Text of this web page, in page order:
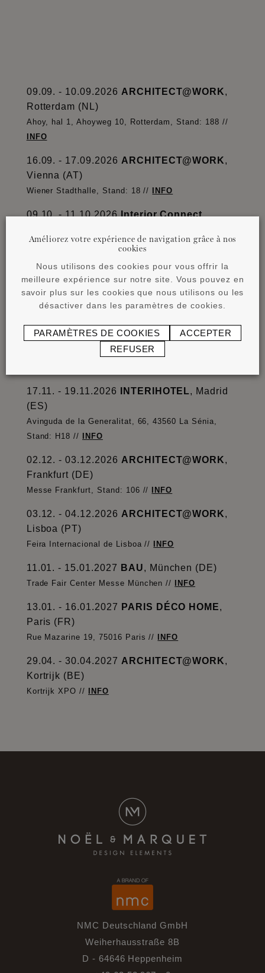
09.09. - 10.09.2026 ARCHITECT@WORK,
Rotterdam (NL)
Ahoy, hal 1, Ahoyweg 10, Rotterdam, Stand: 188 //
INFO
16.09. - 17.09.2026 ARCHITECT@WORK,
Vienna (AT)
Wiener Stadthalle, Stand: 18 // INFO
09.10. - 11.10.2026Interior Connect,
House of Communication, München // INFO
21.10. - 22.10.2026ARCHITECT@WORK,
Paris (FR)
La Grande Halle de la Vilette, 211 Avenue Jean
21.10. - 24.10.2026HOME & CONTRACT,
17.11. - 19.11.2026 INTERIHOTEL, Madrid
(ES)
Avinguda de la Generalitat, 66, 43560 La Sénia,
Stand: H18 //
INFO
02.12. - 03.12.2026 ARCHITECT@WORK,
Frankfurt (DE)
Messe Frankfurt, Stand: 106 // INFO
03.12. - 04.12.2026 ARCHITECT@WORK,
Lisboa (PT)
Feira Internacional de Lisboa // INFO
11.01. - 15.01.2027 BAU, München (DE)
Trade Fair Center Messe München // INFO
13.01. - 16.01.2027 PARIS DÉCO HOME,
Paris (FR)
Rue Mazarine 19, 75016 Paris // INFO
29.04. - 30.04.2027 ARCHITECT@WORK,
Kortrijk (BE)
Kortrijk XPO // INFO
NMC Deutschland GmbH
Weiherhausstraße 8B
D - 64646 Heppenheim
Améliorez votre expérience de navigation grâce à nos
cookies
Nous utilisons des cookies pour vous offrir la
meilleure expérience sur notre site. Vous pouvez en
savoir plus sur les cookies que nous utilisons ou les
désactiver dans les paramètres de cookies.
PARAMÈTRES DE COOKIES
ACCEPTER
REFUSER